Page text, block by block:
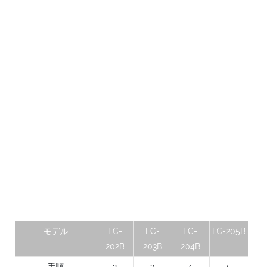
モデル
FC-
202B
FC-
203B
FC-
204B
FC-205B